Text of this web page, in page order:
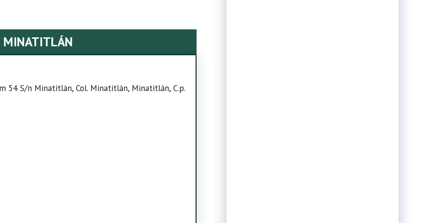
MINATITLÁN
54 S/n Minatitlán, Col. Minatitlán, Minatitlán, C.p.